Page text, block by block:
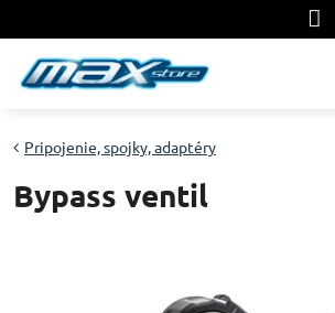
Pripojenie, spojky, adaptéry
Bypass ventil